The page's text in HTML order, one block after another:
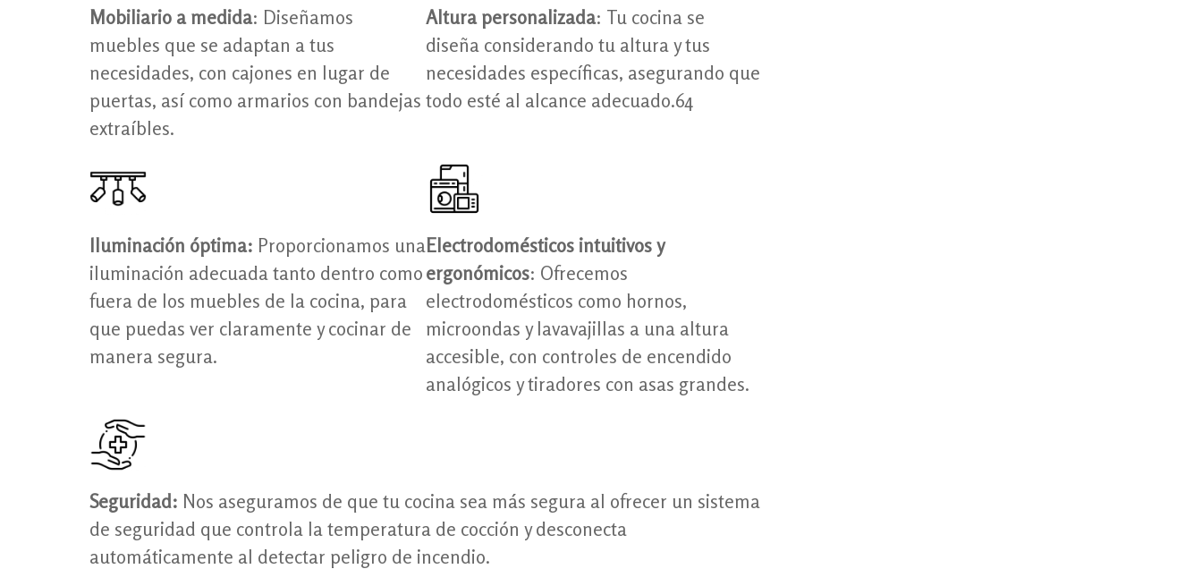
Mobiliario a medida: Diseñamos
muebles que se adaptan a tus
necesidades, con cajones en lugar de
puertas, así como armarios con bandejas
extraíbles.
Altura personalizada: Tu cocina se
diseña considerando tu altura y tus
necesidades específicas, asegurando que
todo esté al alcance adecuado.64
Iluminación óptima: Proporcionamos una
iluminación adecuada tanto dentro como
fuera de los muebles de la cocina, para
que puedas ver claramente y cocinar de
manera segura.
Electrodomésticos intuitivos y
ergonómicos: Ofrecemos
electrodomésticos como hornos,
microondas y lavavajillas a una altura
accesible, con controles de encendido
analógicos y tiradores con asas grandes.
Seguridad: Nos aseguramos de que tu cocina sea más segura al ofrecer un sistema
de seguridad que controla la temperatura de cocción y desconecta
automáticamente al detectar peligro de incendio.